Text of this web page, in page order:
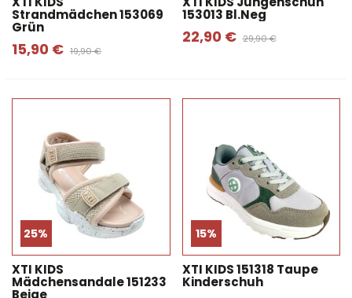
Strandmädchen 153069
Grün
15,90 € 19,90 €
153013 Bl.neg
22,90 € 29,90 €
25%
XTI KIDS
Mädchensandale 151233
Beige
15%
XTI KIDS 151318 Taupe
Kinderschuh